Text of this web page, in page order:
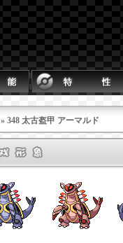
» 348 太古盔甲 アーマルド